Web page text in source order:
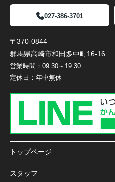
027-386-3701
〒370-0844
群馬県高崎市和田多中町16-16
営業時間： 09:30～19:30
定休日： 年中無休
トップページ
スタッフ